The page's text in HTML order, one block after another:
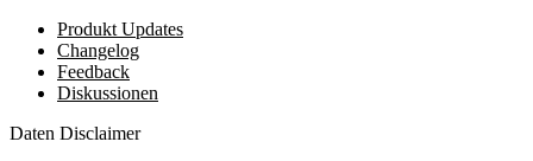
Produkt Updates
Changelog
Feedback
Diskussionen
Daten Disclaimer